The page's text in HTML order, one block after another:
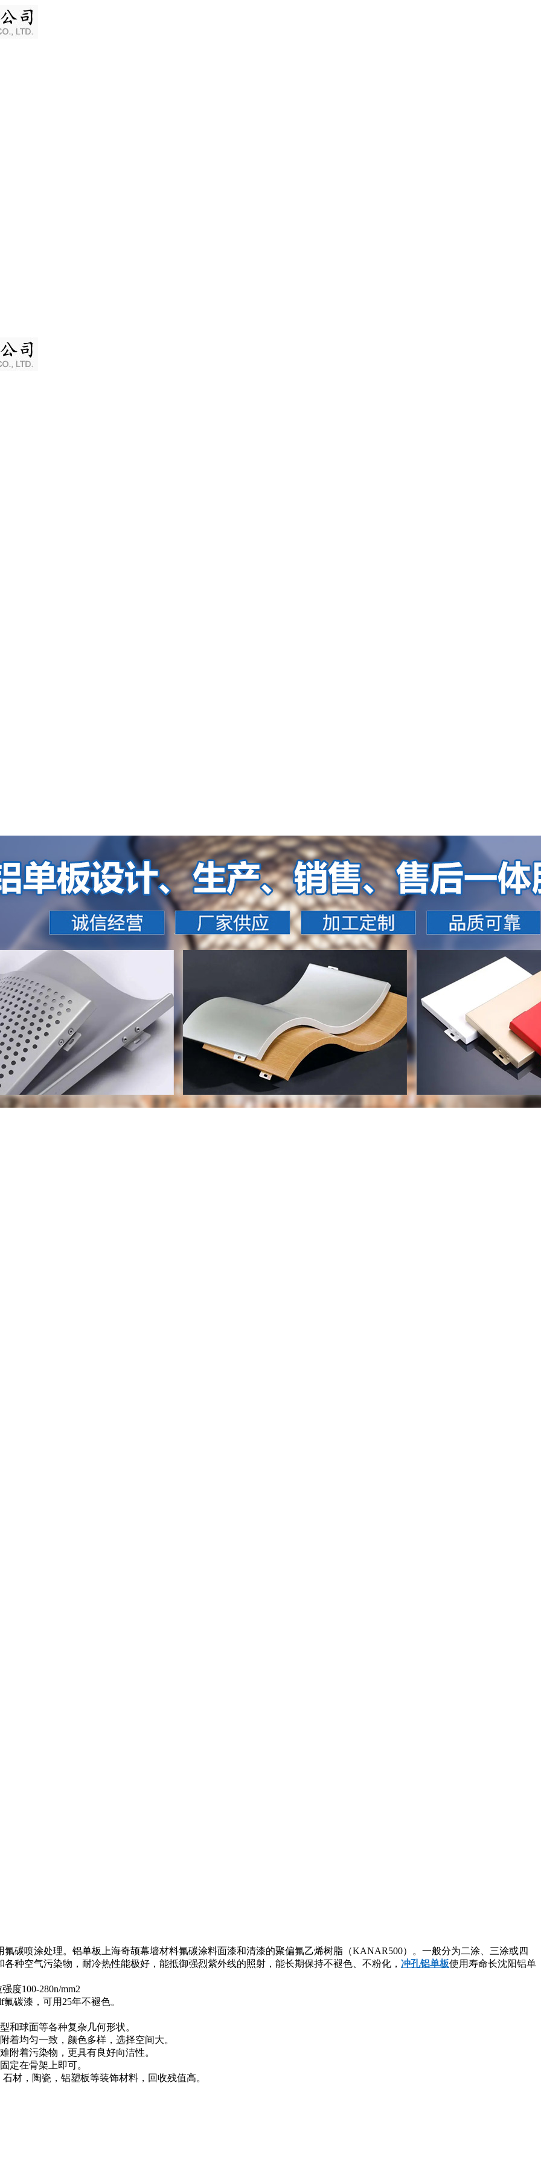
氟碳喷涂处理。铝单板上海奇颉幕墙材料氟碳涂料面漆和清漆的聚偏氟乙烯树脂（KANAR500）。一般分为二涂、三涂或四
种空气污染物，耐冷热性能极好，能抵御强烈紫外线的照射，能长期保持不褪色、不粉化， 冲孔铝单板使用寿命长沈阳铝单
度100-280n/mm2
碳漆，可用25年不褪色。
和球面等各种复杂几何形状。
着均匀一致，颜色多样，选择空间大。
附着污染物，更具有良好向洁性。
定在骨架上即可。
材，陶瓷，铝塑板等装饰材料，回收残值高。